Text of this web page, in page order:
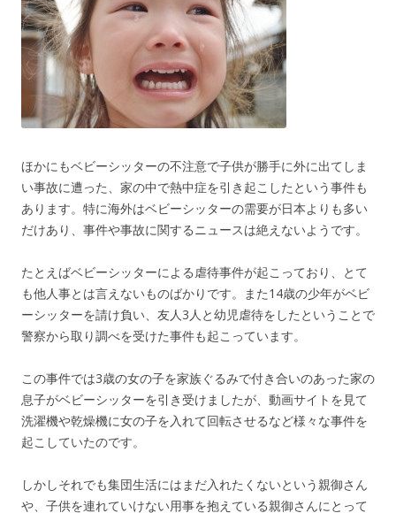
ほかにもベビーシッターの不注意で子供が勝手に外に出てしま
い事故に遭った、家の中で熱中症を引き起こしたという事件も
あります。特に海外はベビーシッターの需要が日本よりも多い
だけあり、事件や事故に関するニュースは絶えないようです。
たとえばベビーシッターによる虐待事件が起こっており、とて
も他人事とは言えないものばかりです。また14歳の少年がベビ
ーシッターを請け負い、友人3人と幼児虐待をしたということで
警察から取り調べを受けた事件も起こっています。
この事件では3歳の女の子を家族ぐるみで付き合いのあった家の
息子がベビーシッターを引き受けましたが、動画サイトを見て
洗濯機や乾燥機に女の子を入れて回転させるなど様々な事件を
起こしていたのです。
しかしそれでも集団生活にはまだ入れたくないという親御さん
や、子供を連れていけない用事を抱えている親御さんにとって